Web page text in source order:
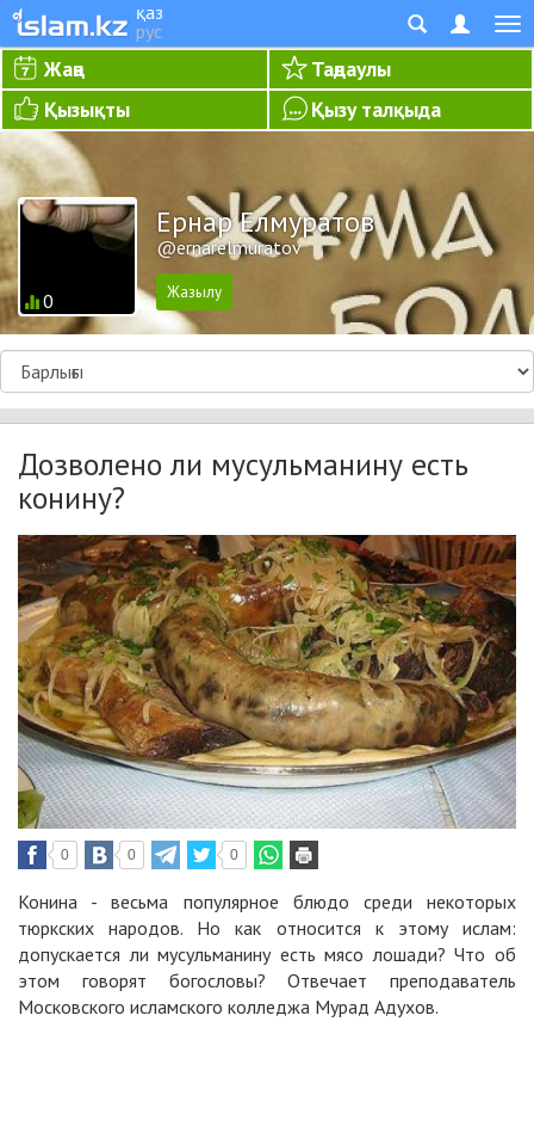
қаз
рус
Жаңа
Таңдаулы
Қызықты
Қызу талқыда
0
Ернар Елмуратов
@ernarelmuratov
Дозволено ли мусульманину есть
конину?
0 0 0
Конина - весьма популярное блюдо среди некоторых
тюркских народов. Но как относится к этому ислам:
допускается ли мусульманину есть мясо лошади? Что об
этом говорят богословы? Отвечает преподаватель
Московского исламского колледжа Мурад Адухов.